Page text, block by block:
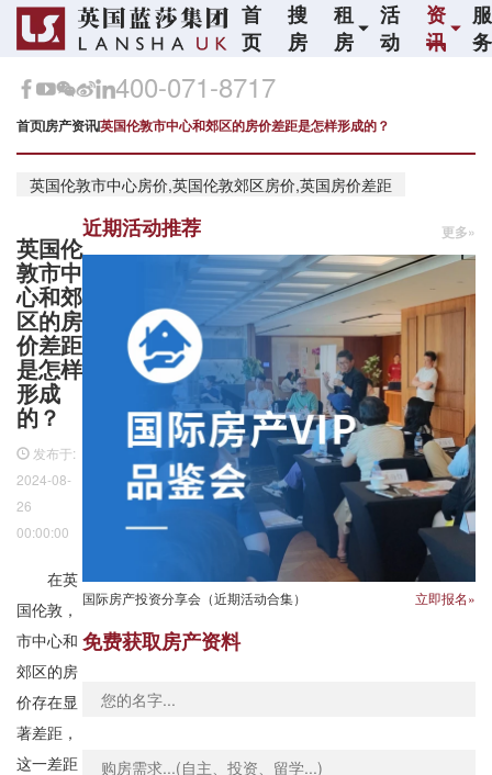
首
页
搜
房
租
房
活
动
资
讯
服
务
400-071-8717
首页房产资讯英国伦敦市中心和郊区的房价差距是怎样形成的？
英国伦敦市中心房价,英国伦敦郊区房价,英国房价差距
英国伦
敦市中
心和郊
区的房
价差距
是怎样
形成
的？
发布于:
2024-08-
26
00:00:00
在英
国伦敦，
市中心和
郊区的房
价存在显
著差距，
这一差距
近期活动推荐 更多»
国际房产投资分享会（近期活动合集） 立即报名»
免费获取房产资料